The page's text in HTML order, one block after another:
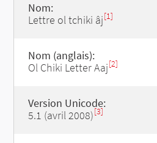
Nom:
Lettre ol tchiki âj[1]
Nom (anglais):
Ol Chiki Letter Aaj[2]
Version Unicode:
5.1 (avril 2008)[3]